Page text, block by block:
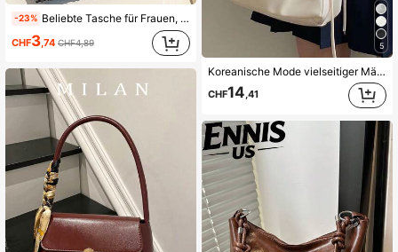
-23% Beliebte Tasche für Frauen, neue Modetrends in koreanischem Stil, Handtasche mit Schultergurt in kleinen quadratischen Form
CHF3,74 CHF4,89 5
Koreanische Mode vielseitiger Mädchen Pendler Hochwertiger weicher plissierter Leder Wolken Umhängetasche, Große Kapazität verstellbarer Riemen, geeignet für Frühling/Sommer Lässig, Party, Geschenk
CHF14,41